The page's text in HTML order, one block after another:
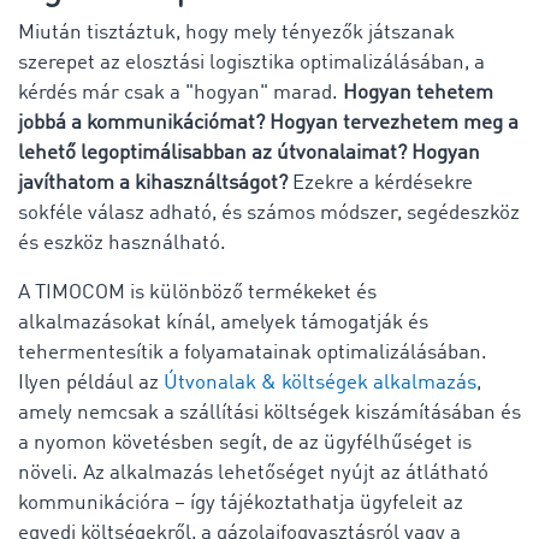
Miután tisztáztuk, hogy mely tényezők játszanak
szerepet az elosztási logisztika optimalizálásában, a
kérdés már csak a "hogyan" marad. Hogyan tehetem
jobbá a kommunikációmat? Hogyan tervezhetem meg a
lehető legoptimálisabban az útvonalaimat? Hogyan
javíthatom a kihasználtságot?Ezekre a kérdésekre
sokféle válasz adható, és számos módszer, segédeszköz
és eszköz használható.
A TIMOCOM is különböző termékeket és
alkalmazásokat kínál, amelyek támogatják és
tehermentesítik a folyamatainak optimalizálásában.
Ilyen például az Útvonalak & költségek alkalmazás,
amely nemcsak a szállítási költségek kiszámításában és
a nyomon követésben segít, de az ügyfélhűséget is
növeli. Az alkalmazás lehetőséget nyújt az átlátható
kommunikációra – így tájékoztathatja ügyfeleit az
egyedi költségekről, a gázolajfogyasztásról vagy a